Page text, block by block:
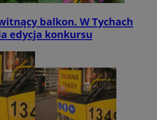
balkon. W Tychach
edycja konkursu